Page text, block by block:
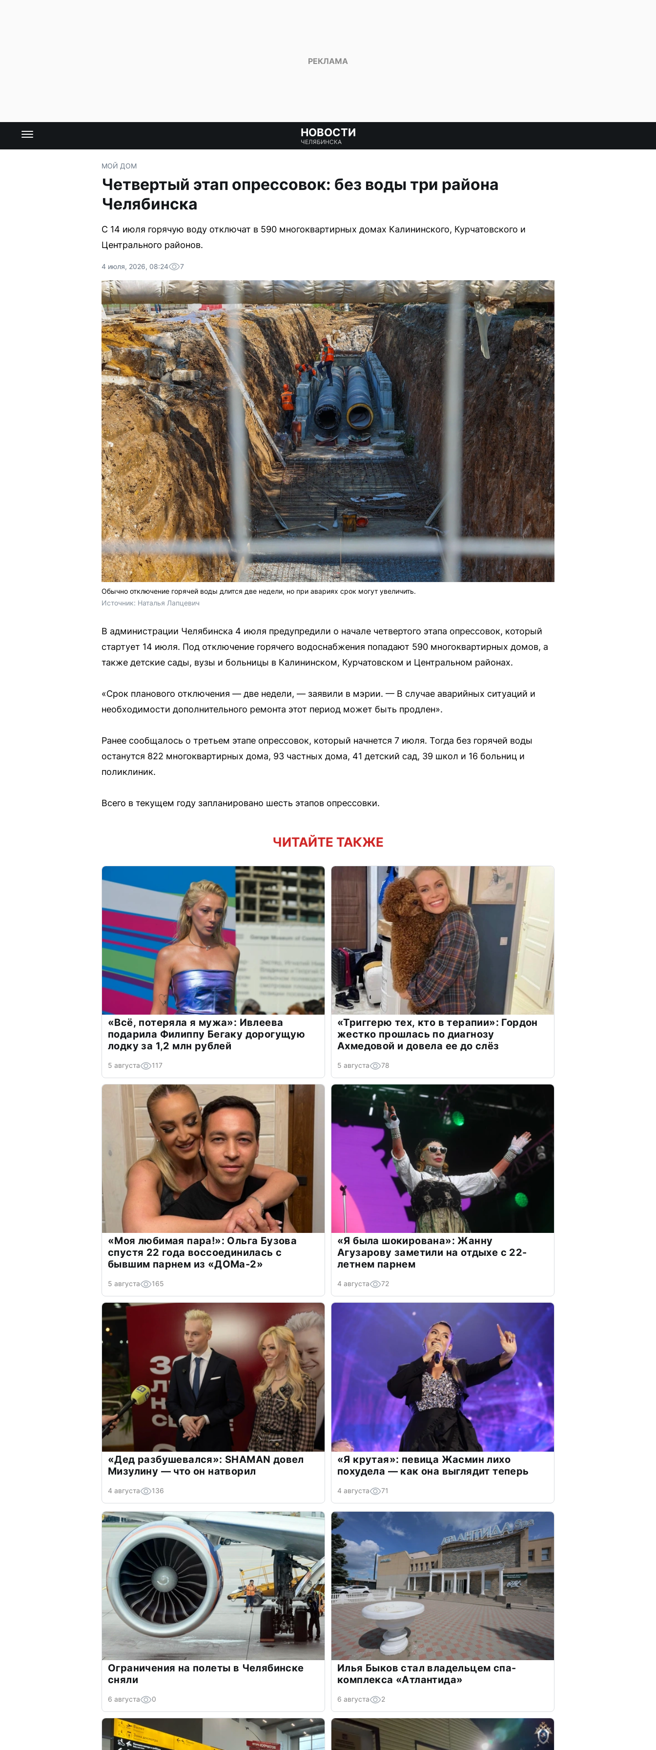
НОВОСТИ
ЧЕЛЯБИНСКА
МОЙ ДОМ
Четвертый этап опрессовок: без воды три района
Челябинска
С 14 июля горячую воду отключат в 590 многоквартирных домах Калининского, Курчатовского и
Центрального районов.
4 июля, 2026, 08:24 7
Обычно отключение горячей воды длится две недели, но при авариях срок могут увеличить.
Источник: Наталья Лапцевич
В администрации Челябинска 4 июля предупредили о начале четвертого этапа опрессовок, который
стартует 14 июля. Под отключение горячего водоснабжения попадают 590 многоквартирных домов, а
также детские сады, вузы и больницы в Калининском, Курчатовском и Центральном районах.
«Срок планового отключения — две недели, — заявили в мэрии. — В случае аварийных ситуаций и
необходимости дополнительного ремонта этот период может быть продлен».
Ранее сообщалось о третьем этапе опрессовок, который начнется 7 июля. Тогда без горячей воды
останутся 822 многоквартирных дома, 93 частных дома, 41 детский сад, 39 школ и 16 больниц и
поликлиник.
Всего в текущем году запланировано шесть этапов опрессовки.
ЧИТАЙТЕ ТАКЖЕ
«Всё, потеряла я мужа»: Ивлеева
подарила Филиппу Бегаку дорогущую
лодку за 1,2 млн рублей
5 августа 117
«Триггерю тех, кто в терапии»: Гордон
жестко прошлась по диагнозу
Ахмедовой и довела ее до слёз
5 августа 78
«Моя любимая пара!»: Ольга Бузова
спустя 22 года воссоединилась с
бывшим парнем из «ДОМа-2»
5 августа 165
«Я была шокирована»: Жанну
Агузарову заметили на отдыхе с 22-
летнем парнем
4 августа 72
«Дед разбушевался»: SHAMAN довел
Мизулину — что он натворил
4 августа 136
«Я крутая»: певица Жасмин лихо
похудела — как она выглядит теперь
4 августа 71
Ограничения на полеты в Челябинске
сняли
6 августа 0
Илья Быков стал владельцем спа-
комплекса «Атлантида»
6 августа 2